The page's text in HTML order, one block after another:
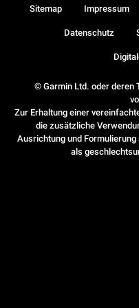
© Garmin Ltd. oder deren
Zur Erhaltung einer
die zusätzliche
Ausrichtung und
als
Sitemap Impressum
Datenschutz